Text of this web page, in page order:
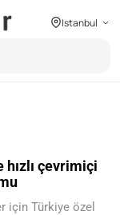
Istanbul
çevrimiçi
için Türkiye özel